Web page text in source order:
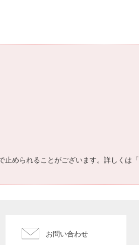
められることがございます。詳しくは「
お問い合わせ